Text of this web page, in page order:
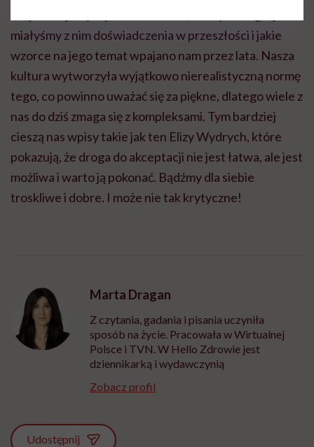
miałyśmy z nim doświadczenia w przeszłości i jakie
wzorce na jego temat wpajano nam przez lata. Nasza
kultura wytworzyła wyjątkowo nierealistyczną normę
tego, co powinno uważać się za piękne, dlatego wiele z
nas do dziś zmaga się z kompleksami. Tym bardziej
cieszą nas wpisy takie jak ten Elizy Wydrych, które
pokazują, że droga do akceptacji nie jest łatwa, ale jest
możliwa i warto ją pokonać. Bądźmy dla siebie
troskliwe i dobre. I może nie tak krytyczne!
Marta Dragan
Z czytania, gadania i pisania uczyniła
sposób na życie. Pracowała w Wirtualnej
Polsce i TVN. W Hello Zdrowie jest
dziennikarką i wydawczynią
Zobacz profil
Udostępnij